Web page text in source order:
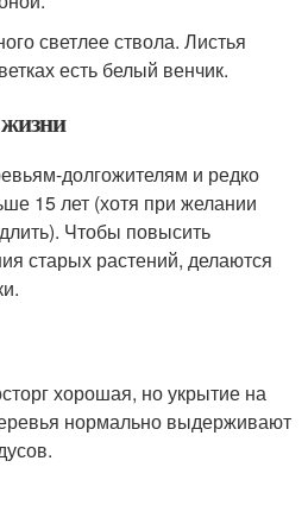
светлее ствола. Листья
есть белый венчик.
долгожителям и редко
15 лет (хотя при желании
Чтобы повысить
старых растений, делаются
хорошая, но укрытие на
нормально выдерживают